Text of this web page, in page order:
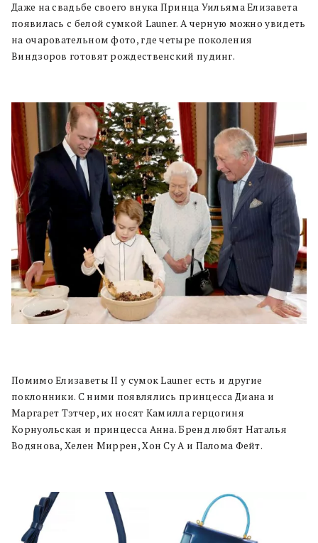
Даже на свадьбе своего внука Принца Уильяма Елизавета
появилась с белой сумкой Launer. А черную можно увидеть
на очаровательном фото, где четыре поколения
Виндзоров готовят рождественский пудинг.
Помимо Елизаветы II у сумок Launer есть и другие
поклонники. С ними появлялись принцесса Диана и
Маргарет Тэтчер, их носят Камилла герцогиня
Корнуольская и принцесса Анна. Бренд любят Наталья
Водянова, Хелен Миррен, Хон Су А и Палома Фейт.